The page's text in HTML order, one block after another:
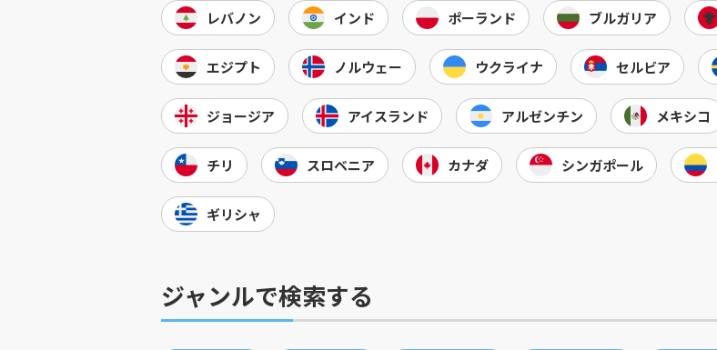
レバノン インド ポーランド ブルガリア
エジプト ノルウェー ウクライナ セルビア
ジョージア アイスランド アルゼンチン メキシコ
チリ スロベニア カナダ シンガポール
ギリシャ
ジャンルで検索する